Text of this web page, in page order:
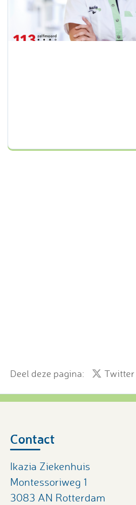
Deel deze pagina: Twitter
Contact
Ikazia Ziekenhuis
Montessoriweg 1
3083 AN Rotterdam